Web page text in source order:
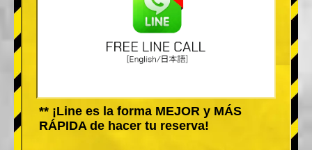
** ¡Line es la forma MEJOR y MÁS
RÁPIDA de hacer tu reserva!